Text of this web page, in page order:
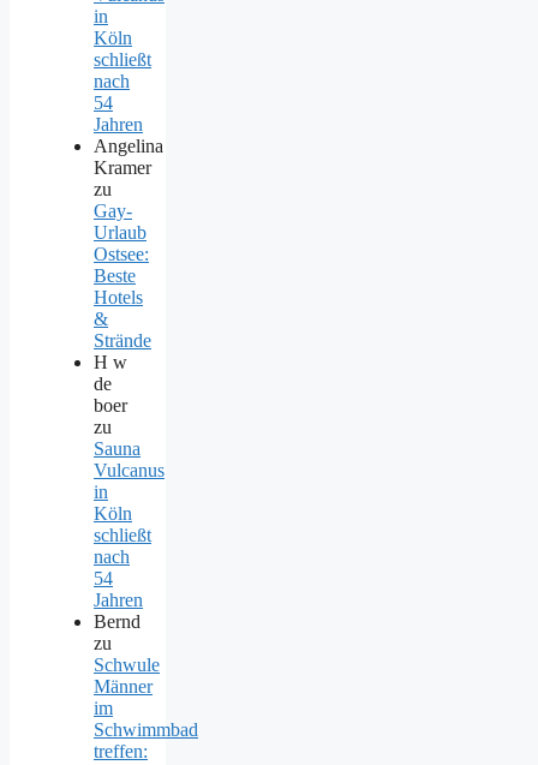
in
Köln
schließt
nach
54
Jahren
Angelina
Kramer
zu
Gay-
Urlaub
Ostsee:
Beste
Hotels
&
Strände
H w
de
boer
zu
Sauna
Vulcanus
in
Köln
schließt
nach
54
Jahren
Bernd
zu
Schwule
Männer
im
Schwimmbad
treffen: